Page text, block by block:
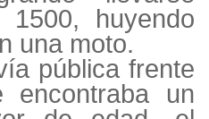
huyendo
una moto.
pública frente
encontraba un